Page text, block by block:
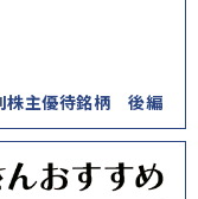
株主優待銘柄 後編